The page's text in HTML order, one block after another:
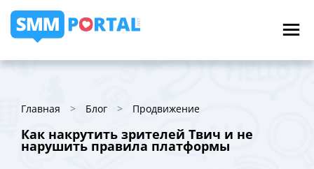
Главная Блог Продвижение
Как накрутить зрителей Твич и не
нарушить правила платформы